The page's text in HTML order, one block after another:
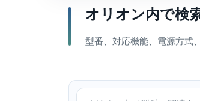
オリオン内で検
型番、対応機能、電源方式
オリオン内で検索